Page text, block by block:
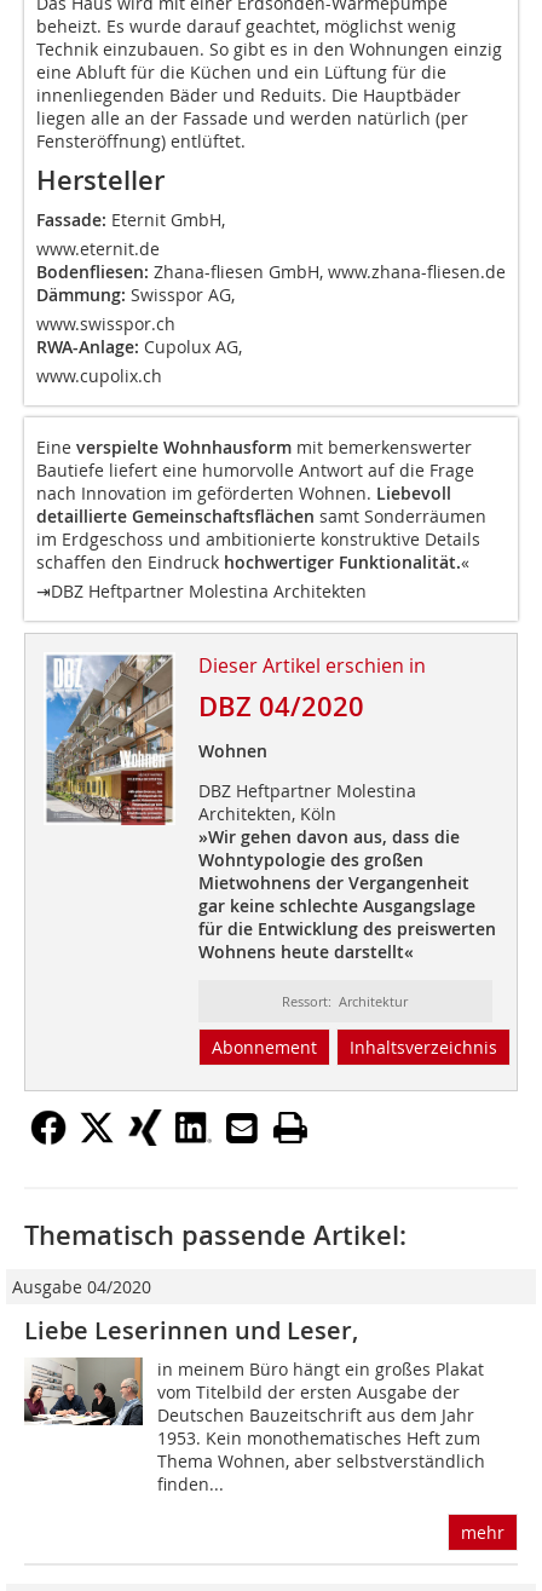
beheizt. Es wurde darauf geachtet, möglichst wenig
Technik einzubauen. So gibt es in den Wohnungen einzig
eine Abluft für die Küchen und ein Lüftung für die
innenliegenden Bäder und Reduits. Die Hauptbäder
liegen alle an der Fassade und werden natürlich (per
Fensteröffnung) entlüftet.
Hersteller
Fassade: Eternit GmbH,
www.eternit.de
Bodenfliesen: Zhana-fliesen GmbH, www.zhana-fliesen.de
Dämmung: Swisspor AG,
www.swisspor.ch
RWA-Anlage: Cupolux AG,
www.cupolix.ch
Eine verspielte Wohnhausform mit bemerkenswerter
Bautiefe liefert eine humorvolle Antwort auf die Frage
nach Innovation im geförderten Wohnen. Liebevoll
detaillierte Gemeinschaftsflächen samt Sonderräumen
im Erdgeschoss und ambitionierte konstruktive Details
schaffen den Eindruck hochwertiger Funktionalität.«
⇥DBZ Heftpartner Molestina Architekten
Dieser Artikel erschien in
DBZ 04/2020
Wohnen
DBZ Heftpartner Molestina
Architekten, Köln
»Wir gehen davon aus, dass die
Wohntypologie des großen
Mietwohnens der Vergangenheit
gar keine schlechte Ausgangslage
für die Entwicklung des preiswerten
Wohnens heute darstellt«
Ressort: Architektur
Abonnement Inhaltsverzeichnis
Thematisch passende Artikel:
Ausgabe 04/2020
Liebe Leserinnen und Leser,
in meinem Büro hängt ein großes Plakat
vom Titelbild der ersten Ausgabe der
Deutschen Bauzeitschrift aus dem Jahr
1953. Kein monothematisches Heft zum
Thema Wohnen, aber selbstverständlich
finden...
mehr